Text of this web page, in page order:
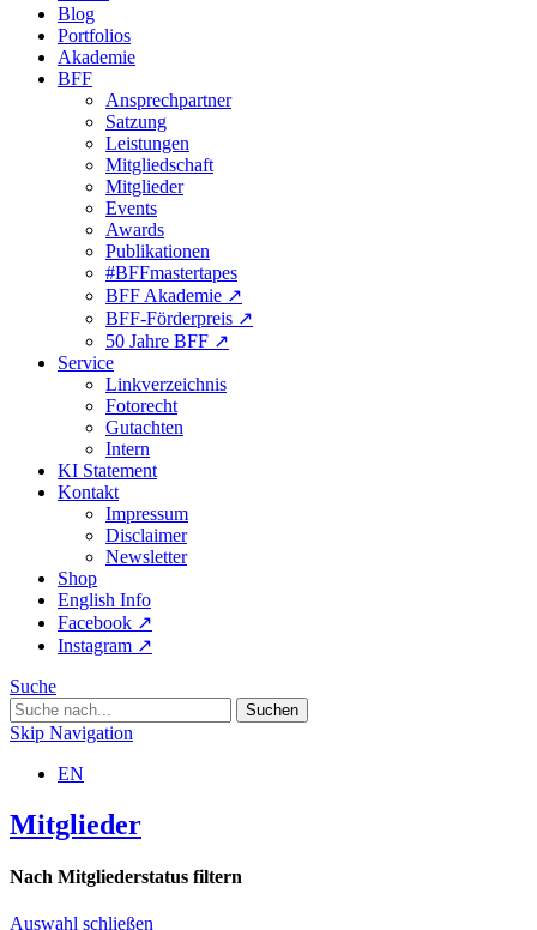
Blog
Portfolios
Akademie
BFF
Ansprechpartner
Satzung
Leistungen
Mitgliedschaft
Mitglieder
Events
Awards
Publikationen
#BFFmastertapes
BFF Akademie ↗︎
BFF-Förderpreis ↗︎
50 Jahre BFF ↗︎
Service
Linkverzeichnis
Fotorecht
Gutachten
Intern
KI Statement
Kontakt
Impressum
Disclaimer
Newsletter
Shop
English Info
Facebook ↗︎
Instagram ↗︎
Suche
Skip Navigation
EN
Mitglieder
Nach Mitgliederstatus filtern
Auswahl schließen